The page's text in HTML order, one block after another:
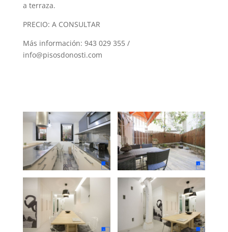
a terraza.
PRECIO: A CONSULTAR
Más información: 943 029 355 /
info@pisosdonosti.com